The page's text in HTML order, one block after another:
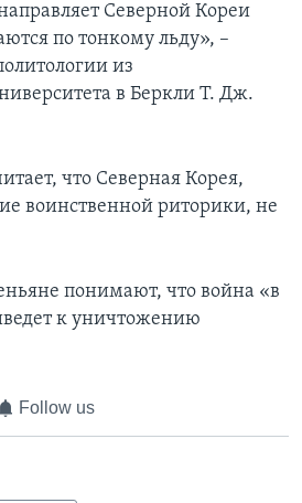
Северной Кореи
по тонкому льду», –
из
в Беркли Т. Дж.
что Северная Корея,
воинственной риторики, не
понимают, что война «в
к уничтожению
Follow us